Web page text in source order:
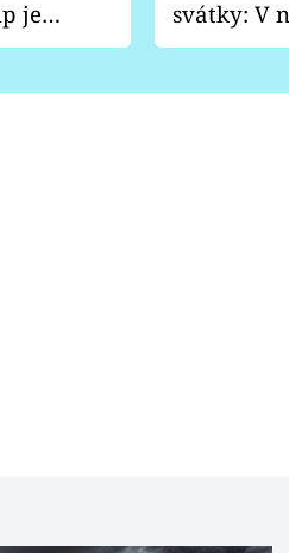
je
svátky: V
pondělí